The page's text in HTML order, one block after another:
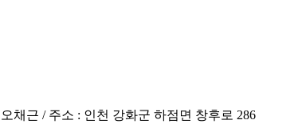
채근 / 주소 : 인천 강화군 하점면 창후로 286